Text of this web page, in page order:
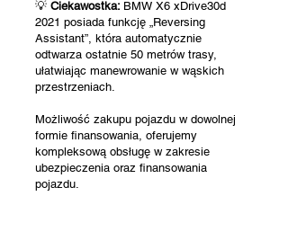
💡 Ciekawostka: BMW X6 xDrive30d
2021 posiada funkcję „Reversing
Assistant”, która automatycznie
odtwarza ostatnie 50 metrów trasy,
ułatwiając manewrowanie w wąskich
przestrzeniach.
Możliwość zakupu pojazdu w dowolnej
formie finansowania, oferujemy
kompleksową obsługę w zakresie
ubezpieczenia oraz finansowania
pojazdu.